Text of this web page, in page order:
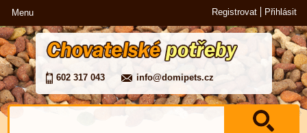
Menu Registrovat Přihlásit
602 317 043 info@domipets.cz